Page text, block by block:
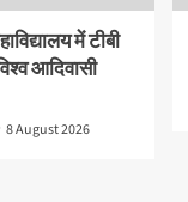
में टीबी
आदिवासी
8 August 2026